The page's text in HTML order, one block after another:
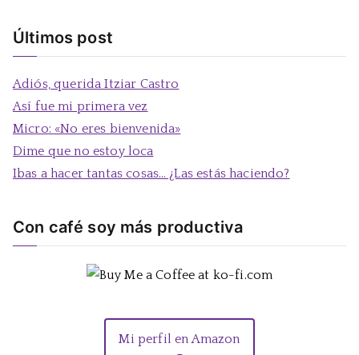
Últimos post
Adiós, querida Itziar Castro
Así fue mi primera vez
Micro: «No eres bienvenida»
Dime que no estoy loca
Ibas a hacer tantas cosas… ¿Las estás haciendo?
Con café soy más productiva
Mi perfil en Amazon